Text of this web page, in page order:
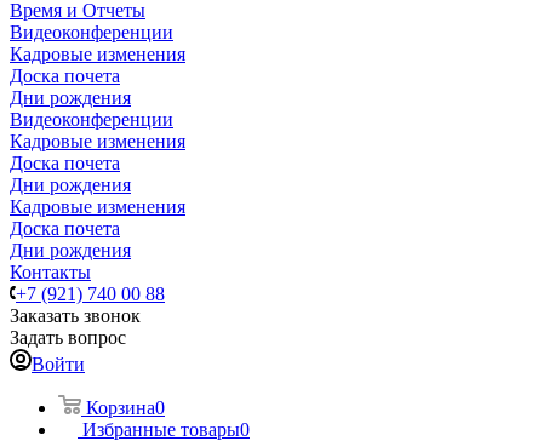
Время и Отчеты
Видеоконференции
Кадровые изменения
Доска почета
Дни рождения
Видеоконференции
Кадровые изменения
Доска почета
Дни рождения
Кадровые изменения
Доска почета
Дни рождения
Контакты
+7 (921) 740 00 88
Заказать звонок
Задать вопрос
Войти
Корзина0
Избранные товары0